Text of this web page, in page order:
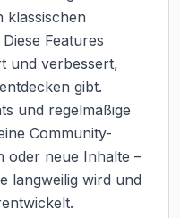
klassischen
Features
und verbessert,
gibt.
und regelmäßige
Community-
oder neue Inhalte –
langweilig wird und